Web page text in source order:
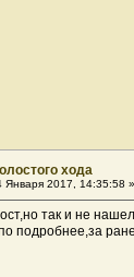
хода
Января 2017, 14:35:58 »
так и не
подробнее,за